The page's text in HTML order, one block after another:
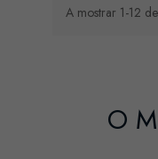
A mostrar 1-12
O